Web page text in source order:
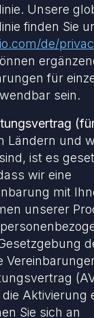
Unsere
finden Sie
de/
für
sein.
Ländern und
ist es
wir eine
mit
unserer
Aktivierung
Sie sich an